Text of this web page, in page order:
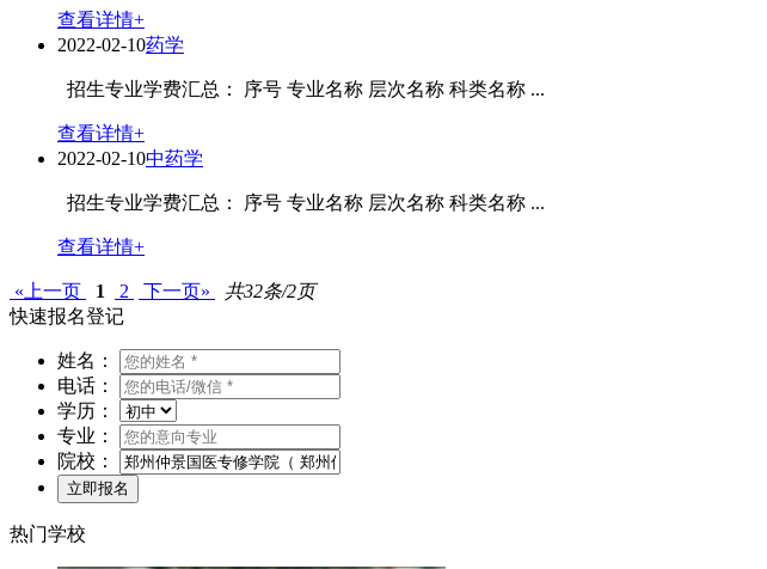
查看详情+
2022-02-10药学
招生专业学费汇总： 序号 专业名称 层次名称 科类名称 ...
查看详情+
2022-02-10中药学
招生专业学费汇总： 序号 专业名称 层次名称 科类名称 ...
查看详情+
«上一页 1 2 下一页»
共32条/2页
快速报名登记
姓名：
电话：
学历：
专业：
院校：
热门学校